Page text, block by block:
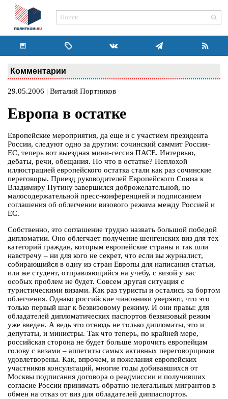
Комментарии
29.05.2006 | Виталий Портников
Европа в остатке
Европейские мероприятия, да еще и с участием президента
России, следуют одно за другим: сочинский саммит Россия-
ЕС, теперь вот выездная мини-сессия ПАСЕ. Интервью,
дебаты, речи, обещания. Но что в остатке? Неплохой
иллюстрацией европейского остатка стали как раз сочинские
переговоры. Приезд руководителей Европейского Союза к
Владимиру Путину завершился доброжелательной, но
малосодержательной пресс-конференцией и подписанием
соглашения об облегчении визового режима между Россией и
ЕС.
Собственно, это соглашение трудно назвать большой победой
дипломатии. Оно облегчает получение шенгенских виз для тех
категорий граждан, которым европейские страны и так шли
навстречу – ни для кого не секрет, что если вы журналист,
собирающийся в одну из стран Европы для написания статьи,
или же студент, отправляющийся на учебу, с визой у вас
особых проблем не будет. Совсем другая ситуация с
туристическими визами. Как раз туристы и остались за бортом
облегчения. Однако российские чиновники уверяют, что это
только первый шаг к безвизовому режиму. И они правы: для
обладателей дипломатических паспортов безвизовый режим
уже введен. А ведь это отнюдь не только дипломаты, это и
депутаты, и министры. Так что теперь, по крайней мере,
российская сторона не будет больше морочить европейцам
голову с визами – аппетиты самых активных переговорщиков
удовлетворены. Как, впрочем, и пожелания европейских
участников консультаций, многие годы добивавшихся от
Москвы подписания договора о реадмиссии и получивших
согласие России принимать обратно нелегальных мигрантов в
обмен на отказ от виз для обладателей диппаспортов.